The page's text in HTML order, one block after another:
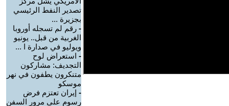
تصدير النفط الرئيسي
بجزيرة ...
- رقم لم تسجله أوروبا
الغربية من قبل.. يونيو
ويوليو في صدارة ا ...
- استعراض لوح
التجديف: مشاركون
متنكرون يطفون في نهر
موسكو
- إيران تعتزم فرض
رسوم على مرور السفن